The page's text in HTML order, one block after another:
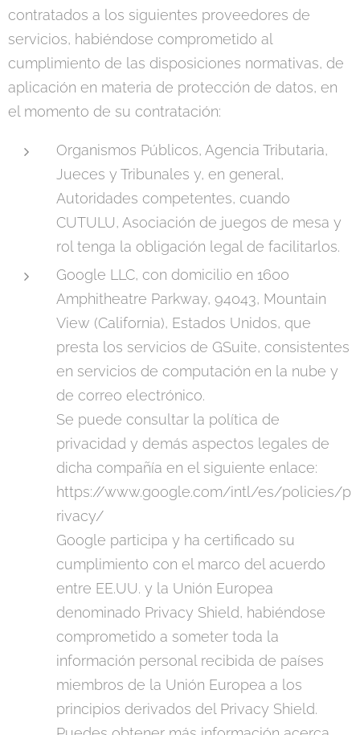
contratados a los siguientes proveedores de
servicios, habiéndose comprometido al
cumplimiento de las disposiciones normativas, de
aplicación en materia de protección de datos, en
el momento de su contratación:
Organismos Públicos, Agencia Tributaria,
Jueces y Tribunales y, en general,
Autoridades competentes, cuando
CUTULU, Asociación de juegos de mesa y
rol tenga la obligación legal de facilitarlos.
Google LLC, con domicilio en 1600
Amphitheatre Parkway, 94043, Mountain
View (California), Estados Unidos, que
presta los servicios de GSuite, consistentes
en servicios de computación en la nube y
de correo electrónico.
Se puede consultar la política de
privacidad y demás aspectos legales de
dicha compañía en el siguiente enlace:
https://www.google.com/intl/es/policies/p
rivacy/
Google participa y ha certificado su
cumplimiento con el marco del acuerdo
entre EE.UU. y la Unión Europea
denominado Privacy Shield, habiéndose
comprometido a someter toda la
información personal recibida de países
miembros de la Unión Europea a los
principios derivados del Privacy Shield.